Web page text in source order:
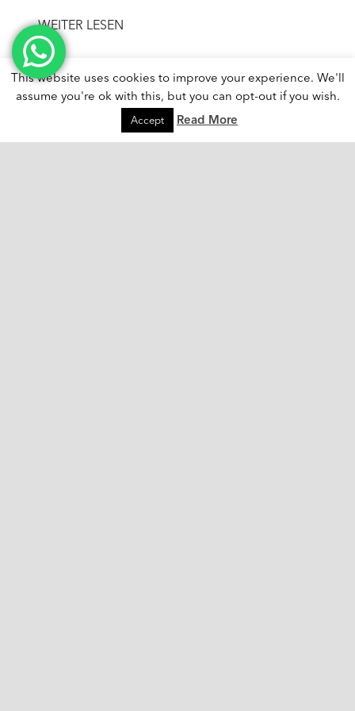
WEITER LESEN
This website uses cookies to improve your experience. We'll
assume you're ok with this, but you can opt-out if you wish.
Accept Read More